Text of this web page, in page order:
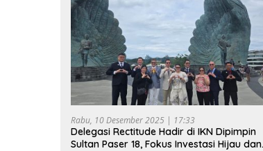
Rabu, 10 Desember 2025 | 17:33
Delegasi Rectitude Hadir di IKN Dipimpin
Sultan Paser 18, Fokus Investasi Hijau dan